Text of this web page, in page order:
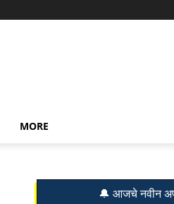
MORE
🔔 आजचे नवीन